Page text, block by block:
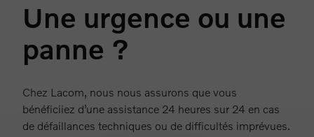
Une urgence ou une
panne ?
Chez Lacom, nous nous assurons que vous
bénéficiiez d’une assistance 24 heures sur 24 en cas
de défaillances techniques ou de difficultés imprévues.